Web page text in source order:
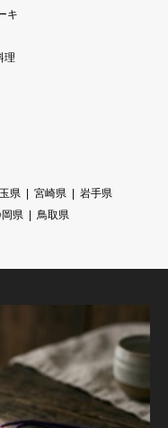
キ
理
県 宮崎県
岩手県
県
鳥取県